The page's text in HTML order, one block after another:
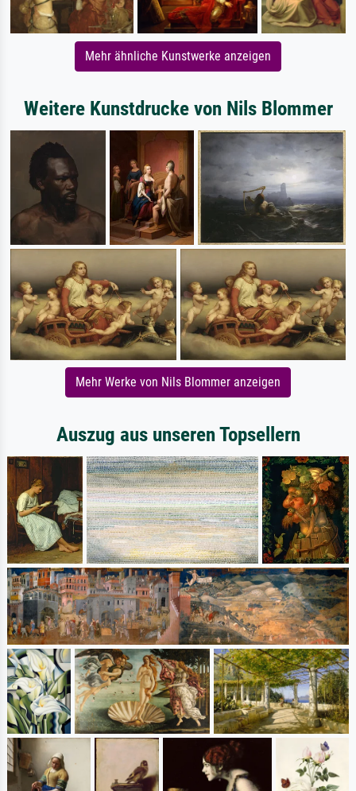
Mehr ähnliche Kunstwerke anzeigen
Weitere Kunstdrucke von Nils Blommer
Mehr Werke von Nils Blommer anzeigen
Auszug aus unseren Topsellern